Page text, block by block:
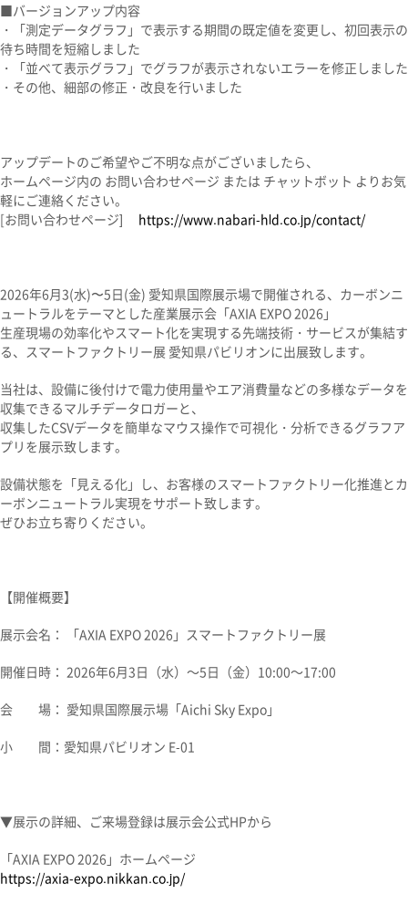
■バージョンアップ内容
・
「測定データグラフ」で表示する期間の既定値を変更し、初回表示の
待ち時間を短縮しました
・
「並べて表示グラフ」でグラフが表示されないエラーを修正しました
・その他、細部の修正・改良を行いました
アップデートのご希望やご不明な点がございましたら、
ホームページ内の お問い合わせページ または チャットボット よりお気
軽にご連絡ください。
[お問い合わせページ] https://www.nabari-hld.co.jp/contact/
2026年6月3(水)〜5日(金) 愛知県国際展示場で開催される、カーボンニ
ュートラルをテーマとした産業展示会「AXIA EXPO 2026」
生産現場の効率化やスマート化を実現する先端技術・サービスが集結す
る、スマートファクトリー展 愛知県パビリオンに出展致します。
当社は、設備に後付けで電力使用量やエア消費量などの多様なデータを
収集できるマルチデータロガーと、
収集したCSVデータを簡単なマウス操作で可視化・分析できるグラフア
プリを展示致します。
設備状態を「見える化」し、お客様のスマートファクトリー化推進とカ
ーボンニュートラル実現をサポート致します。
ぜひお立ち寄りください。
【開催概要】
展示会名： 「AXIA EXPO 2026」スマートファクトリー展
開催日時： 2026年6月3日（水）～5日（金）10:00～17:00
会 場： 愛知県国際展示場「Aichi Sky Expo」
小 間：愛知県パビリオン E-01
▼展示の詳細、ご来場登録は展示会公式HPから
「AXIA EXPO 2026」ホームページ
https://axia-expo.nikkan.co.jp/